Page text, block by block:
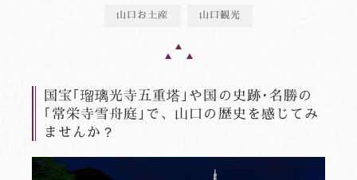
山口お土産 山口観光
国宝｢瑠璃光寺五重塔｣や国の史跡･名勝の
｢常栄寺雪舟庭｣で、山口の歴史を感じてみ
ませんか？